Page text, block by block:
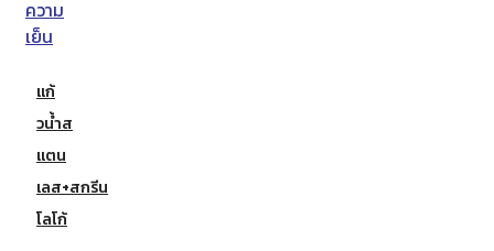
แก้
วน้ำส
แตน
เลส+สกรีน
โลโก้